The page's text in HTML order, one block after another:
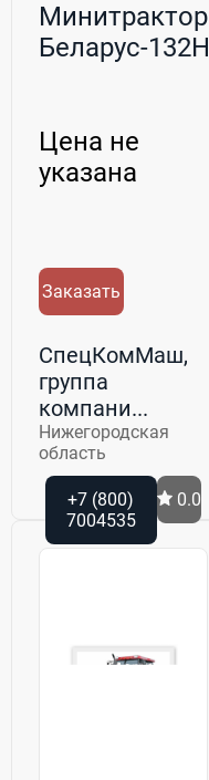
Минитрактор
Беларус-132H
Цена не
указана
Заказать
СпецКомМаш,
группа
компани...
Нижегородская
область
+7 (800)
7004535
0.0